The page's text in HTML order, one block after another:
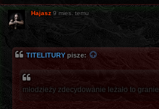
Hajasz 9 mies. temu
TITELITURY pisze:
młodzieży zdecydowanie leżało to granie